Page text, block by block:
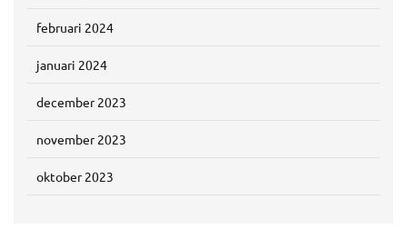
februari 2024
januari 2024
december 2023
november 2023
oktober 2023